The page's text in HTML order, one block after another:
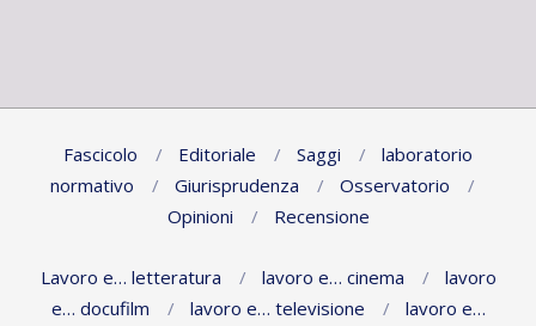
Fascicolo Editoriale Saggi
laboratorio
normativo
Giurisprudenza
Osservatorio
Opinioni
Recensione
Lavoro e… letteratura lavoro e… cinema
lavoro
e… docufilm
lavoro e… televisione
lavoro e…